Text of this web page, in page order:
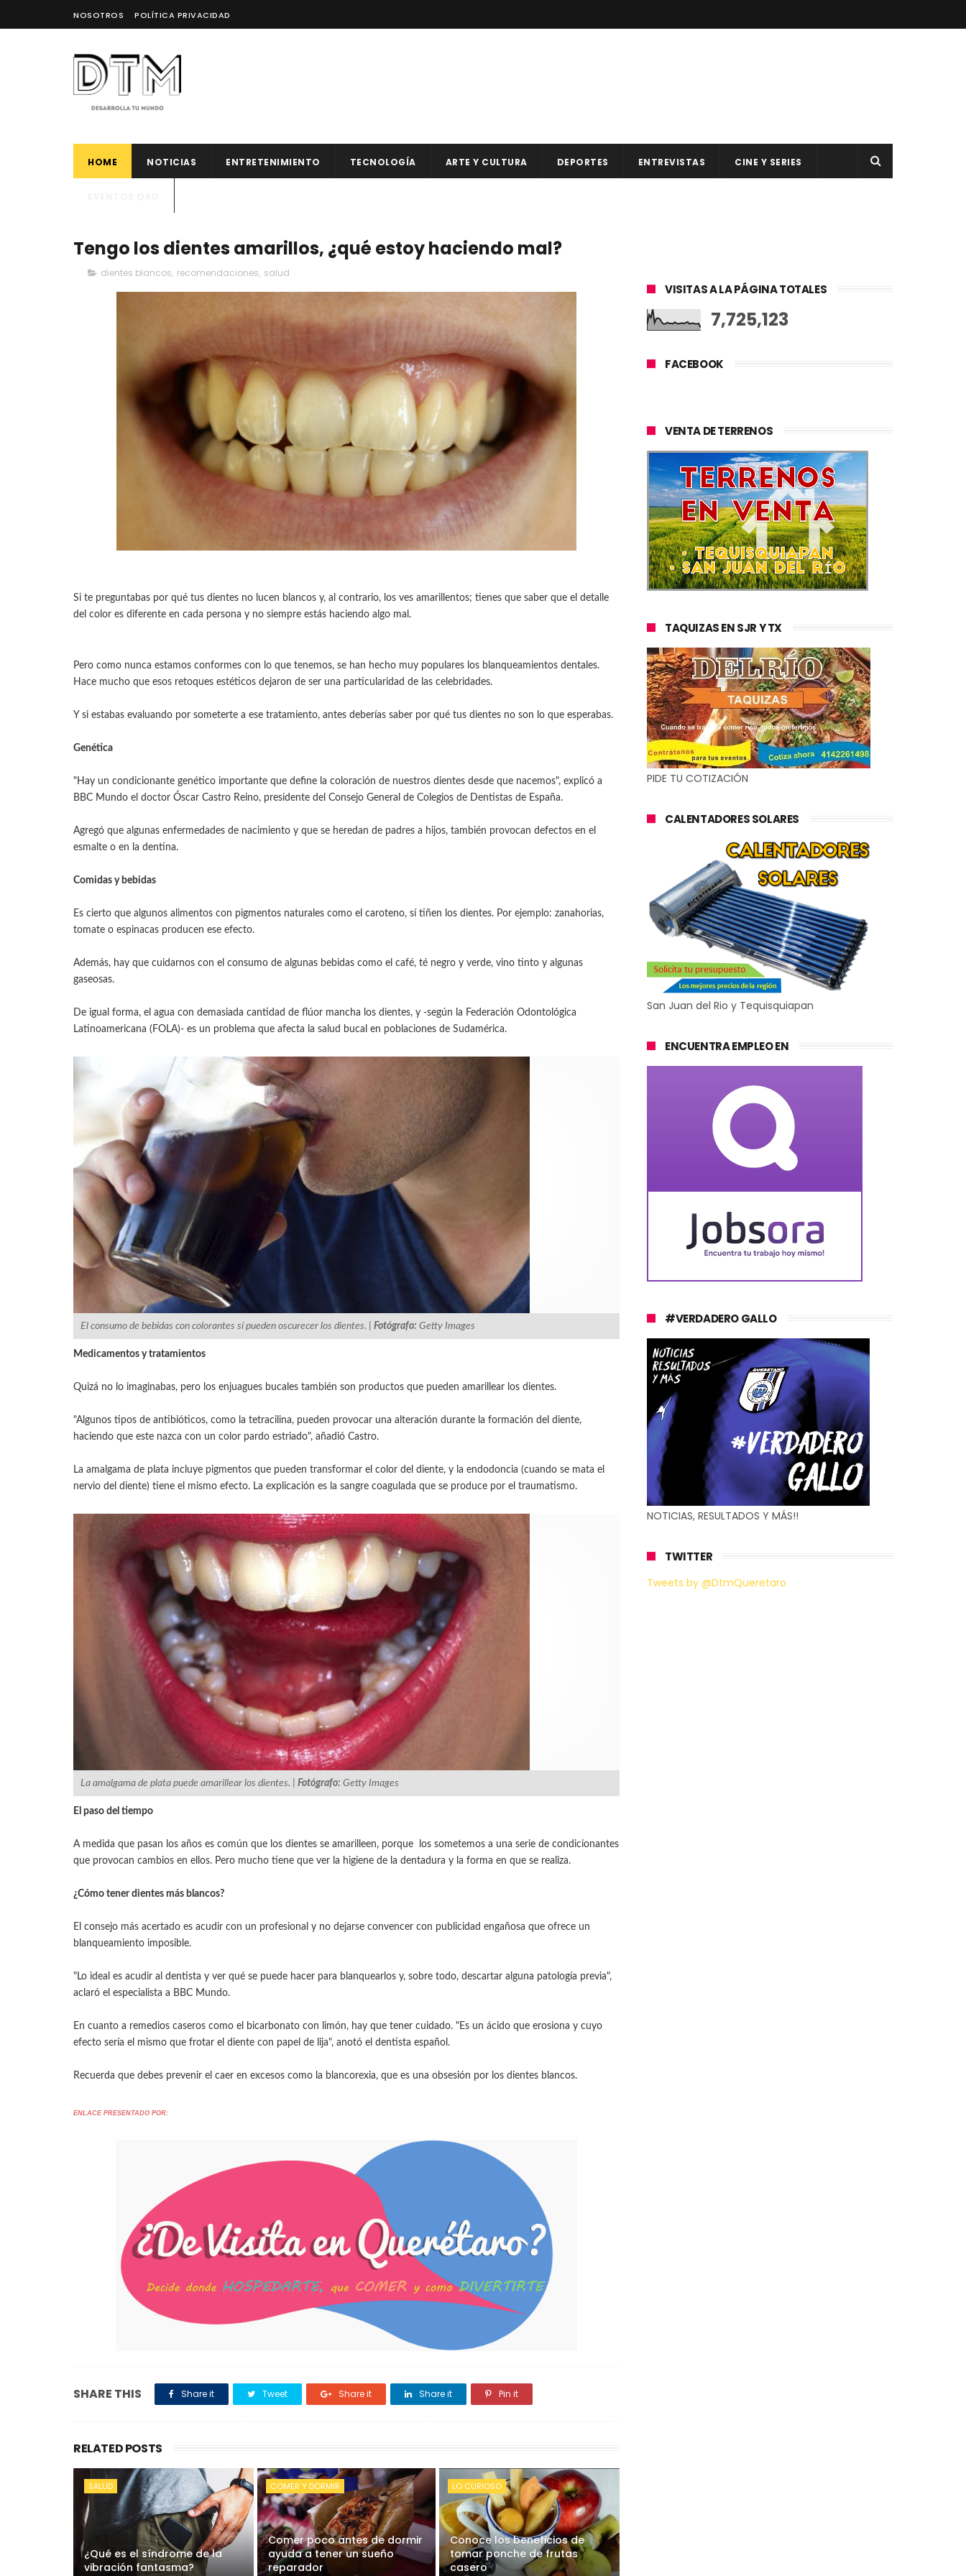
NOSOTROS POLÍTICA PRIVACIDAD
HOME NOTICIAS ENTRETENIMIENTO TECNOLOGÍA ARTE Y CULTURA DEPORTES ENTREVISTAS CINE Y SERIES
Tengo los dientes amarillos, ¿qué estoy haciendo mal?
dientes blancos, recomendaciones, salud
Si te preguntabas por qué tus dientes no lucen blancos y, al contrario, los ves amarillentos; tienes que saber que el detalle
del color es diferente en cada persona y no siempre estás haciendo algo mal.
Pero como nunca estamos conformes con lo que tenemos, se han hecho muy populares los blanqueamientos dentales.
Hace mucho que esos retoques estéticos dejaron de ser una particularidad de las celebridades.
Y si estabas evaluando por someterte a ese tratamiento, antes deberías saber por qué tus dientes no son lo que esperabas.
Genética
"Hay un condicionante genético importante que define la coloración de nuestros dientes desde que nacemos", explicó a
BBC Mundo el doctor Óscar Castro Reino, presidente del Consejo General de Colegios de Dentistas de España.
Agregó que algunas enfermedades de nacimiento y que se heredan de padres a hijos, también provocan defectos en el
esmalte o en la dentina.
Comidas y bebidas
Es cierto que algunos alimentos con pigmentos naturales como el caroteno, sí tiñen los dientes. Por ejemplo: zanahorias,
tomate o espinacas producen ese efecto.
Además, hay que cuidarnos con el consumo de algunas bebidas como el café, té negro y verde, vino tinto y algunas
gaseosas.
De igual forma, el agua con demasiada cantidad de flúor mancha los dientes, y -según la Federación Odontológica
Latinoamericana (FOLA)- es un problema que afecta la salud bucal en poblaciones de Sudamérica.
El consumo de bebidas con colorantes sí pueden oscurecer los dientes. | Fotógrafo: Getty Images
Medicamentos y tratamientos
Quizá no lo imaginabas, pero los enjuagues bucales también son productos que pueden amarillear los dientes.
"Algunos tipos de antibióticos, como la tetracilina, pueden provocar una alteración durante la formación del diente,
haciendo que este nazca con un color pardo estriado", añadió Castro.
La amalgama de plata incluye pigmentos que pueden transformar el color del diente, y la endodoncia (cuando se mata el
nervio del diente) tiene el mismo efecto. La explicación es la sangre coagulada que se produce por el traumatismo.
La amalgama de plata puede amarillear los dientes. | Fotógrafo: Getty Images
El paso del tiempo
A medida que pasan los años es común que los dientes se amarilleen, porque los sometemos a una serie de condicionantes
que provocan cambios en ellos. Pero mucho tiene que ver la higiene de la dentadura y la forma en que se realiza.
¿Cómo tener dientes más blancos?
El consejo más acertado es acudir con un profesional y no dejarse convencer con publicidad engañosa que ofrece un
blanqueamiento imposible.
"Lo ideal es acudir al dentista y ver qué se puede hacer para blanquearlos y, sobre todo, descartar alguna patología previa",
aclaró el especialista a BBC Mundo.
En cuanto a remedios caseros como el bicarbonato con limón, hay que tener cuidado. "Es un ácido que erosiona y cuyo
efecto sería el mismo que frotar el diente con papel de lija", anotó el dentista español.
Recuerda que debes prevenir el caer en excesos como la blancorexia, que es una obsesión por los dientes blancos.
ENLACE PRESENTADO POR:
SHARE THIS Share it Tweet Share it Share it Pin it
RELATED POSTS
SALUD
¿Qué es el síndrome de la
vibración fantasma?
COMER Y DORMIR
Comer poco antes de dormir
ayuda a tener un sueño
reparador
LO CURIOSO
Conoce los beneficios de
tomar ponche de frutas
casero
VISITAS A LA PÁGINA TOTALES
7,725,123
FACEBOOK
VENTA DE TERRENOS
TAQUIZAS EN SJR Y TX
PIDE TU COTIZACIÓN
CALENTADORES SOLARES
San Juan del Rio y Tequisquiapan
ENCUENTRA EMPLEO EN
#VERDADERO GALLO
NOTICIAS, RESULTADOS Y MÁS!!
TWITTER
Tweets by @DtmQueretaro